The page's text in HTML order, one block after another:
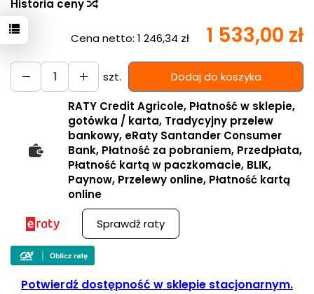
Historia ceny
Cena netto: 1 246,34 zł 1 533,00 zł
szt.
Dodaj do koszyka
RATY Credit Agricole, Płatność w sklepie,
gotówka / karta, Tradycyjny przelew
bankowy, eRaty Santander Consumer
Bank, Płatność za pobraniem, Przedpłata,
Płatność kartą w paczkomacie, BLIK,
Paynow, Przelewy online, Płatność kartą
online
Sprawdź raty
Potwierdź dostępność w sklepie stacjonarnym.